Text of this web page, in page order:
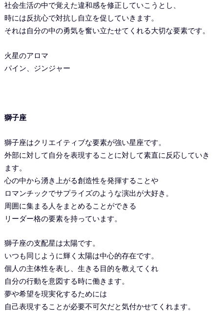
社会生活の中で覚えた違和感を修正していこうとし、
時には反抗心で対抗し自立を促していきます。
それは自分の中の勇気を奮い立たせてくれる大切な要素です。
火星のアロマ
パイン、ジンジャー
獅子座
獅子座はクリエイティブな要素が強い星座です。
外部に対して自分を表現することに対して素直に反応していき
ます。
心の中から湧き上がる創造性を発揮することや
ロマンチックでサプライズのような演出が大好き。
周囲に集まる人をまとめることができる
リーダー格の要素を持っています。
獅子座の支配星は太陽です。
いつも同じように輝く太陽は中心的存在です。
個人の主体性を表し、生きる目的を教えてくれ
自分の行動を意図する時に働きます。
夢や希望を現実化するためには
自己表現することが必要不可欠だと気付かせてくれます。